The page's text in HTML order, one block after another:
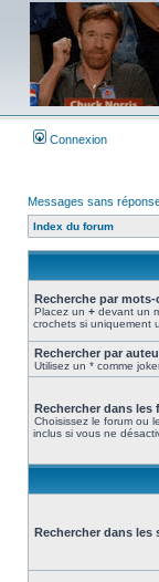
Connexion
Messages sans
Index du forum
Recherche par mots-
Placez un + devant un
crochets si uniquement
Rechercher par
Utilisez un * comme
Rechercher dans les
Choisissez le forum ou
inclus si vous ne
Rechercher dans les